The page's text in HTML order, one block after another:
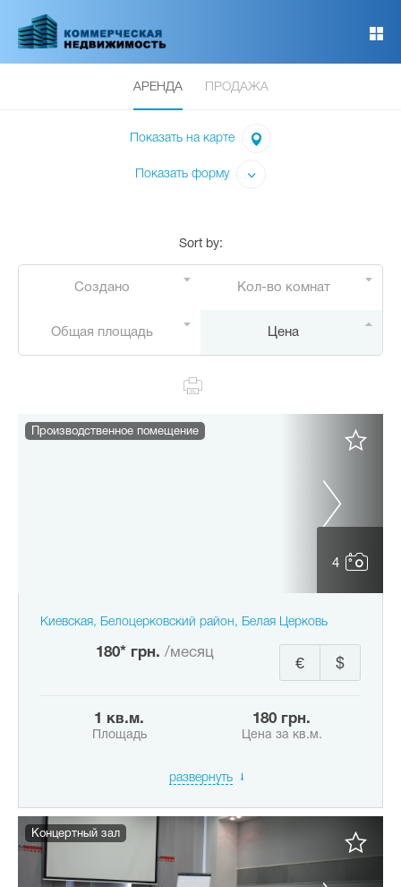
основному
АРЕНДА ПРОДАЖА
Показать на карте
Показать форму
Sort by:
Создано Кол-во комнат
Общая площадь Цена
4
Производственное помещение
Киевская, Белоцерковский район, Белая Церковь
180* грн. /месяц
$
€
1 кв.м.
Площадь
180 грн.
Цена за кв.м.
развернуть
Концертный зал